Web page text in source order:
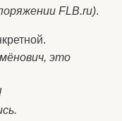
FLB.ru).
это